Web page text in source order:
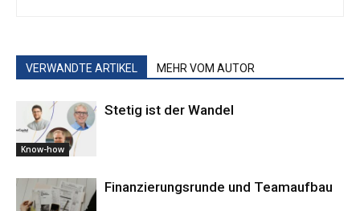
VERWANDTE ARTIKEL MEHR VOM AUTOR
Know-how
Stetig ist der Wandel
Finanzierungsrunde und Teamaufbau